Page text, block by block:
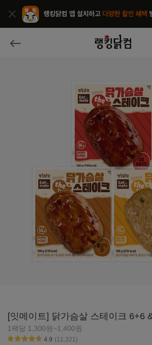
종료
뒤로가기 랭킹
[잇메이트] 닭가슴살 스테이크 6+6
1팩당 1,300원~1,400원
4.9 (11,321)